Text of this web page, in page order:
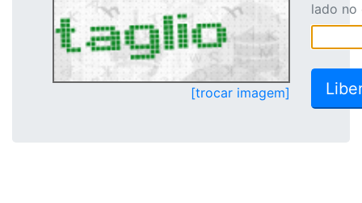
[trocar imagem]
lado no